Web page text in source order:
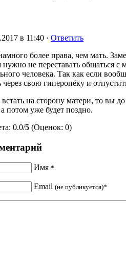
в 11:40 · Ответить
более права, чем мать.
не переставать общаться с
человека. Так как если
через свою гиперопёку и
на сторону матери, то вы
потом уже будет поздно.
0.0/5 (Оценок: 0)
Имя *
Email (не публикуется)*